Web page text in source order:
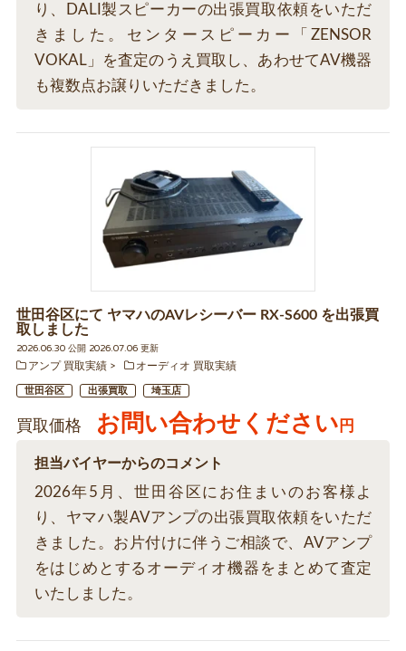
り、DALI製スピーカーの出張買取依頼をいただ
きました。センタースピーカー「ZENSOR
VOKAL」を査定のうえ買取し、あわせてAV機器
も複数点お譲りいただきました。
世田谷区にて ヤマハのAVレシーバー RX-S600 を出張買
取しました
2026.06.30 公開 2026.07.06 更新
アンプ 買取実績
オーディオ 買取実績
世田谷区 出張買取 埼玉店
買取価格 お問い合わせください 円
担当バイヤーからのコメント
2026年5月、世田谷区にお住まいのお客様よ
り、ヤマハ製AVアンプの出張買取依頼をいただ
きました。お片付けに伴うご相談で、AVアンプ
をはじめとするオーディオ機器をまとめて査定
いたしました。